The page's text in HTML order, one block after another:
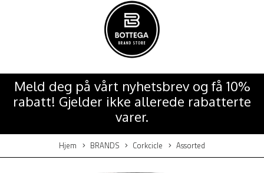
Meld deg på vårt nyhetsbrev og få 10%
rabatt! Gjelder ikke allerede rabatterte
varer.
Hjem BRANDS Corkcicle Assorted